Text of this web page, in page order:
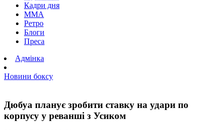
Кадри дня
ММА
Ретро
Блоги
Преса
Адмінка
Новини боксу
Дюбуа планує зробити ставку на удари по
корпусу у реванші з Усиком